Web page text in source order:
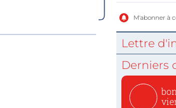
M'abonner à
Lettre
Derniers